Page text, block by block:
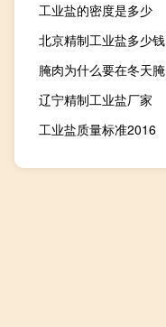
工业盐的密度是多少
北京精制工业盐多少钱
腌肉为什么要在冬天腌
辽宁精制工业盐厂家
工业盐质量标准2016